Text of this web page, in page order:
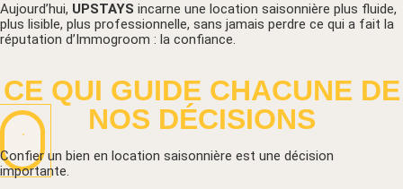
Aujourd’hui, UPSTAYS incarne une location saisonnière plus fluide,
plus lisible, plus professionnelle, sans jamais perdre ce qui a fait la
réputation d’Immogroom : la confiance.
CE QUI GUIDE CHACUNE DE
NOS DÉCISIONS
Confier un bien en location saisonnière est une décision
importante.